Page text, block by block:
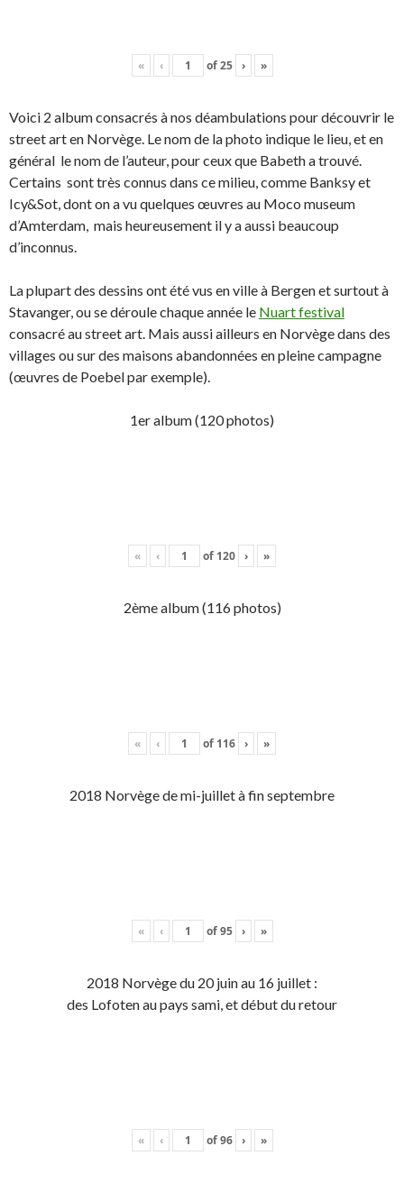
« ‹ of25 › »
Voici 2 album consacrés à nos déambulations pour découvrir le
street art en Norvège. Le nom de la photo indique le lieu, et en
général le nom de l’auteur, pour ceux que Babeth a trouvé.
Certains sont très connus dans ce milieu, comme Banksy et
Icy&Sot, dont on a vu quelques œuvres au Moco museum
d’Amterdam, mais heureusement il y a aussi beaucoup
d’inconnus.
La plupart des dessins ont été vus en ville à Bergen et surtout à
Stavanger, ou se déroule chaque année le Nuart festival
consacré au street art. Mais aussi ailleurs en Norvège dans des
villages ou sur des maisons abandonnées en pleine campagne
(œuvres de Poebel par exemple).
1er album (120 photos)
« ‹ of 120 › »
2ème album (116 photos)
« ‹ of 116 › »
2018 Norvège de mi-juillet à fin septembre
« ‹ of95 › »
2018 Norvège du 20 juin au 16 juillet :
des Lofoten au pays sami, et début du retour
« ‹ of96 › »